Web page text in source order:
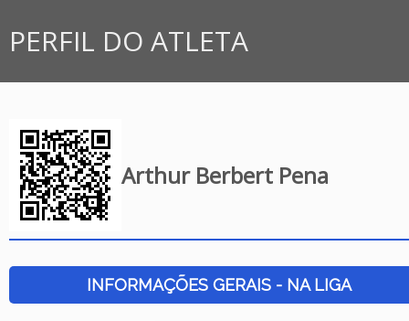
PERFIL DO ATLETA
Arthur Berbert Pena
INFORMAÇÕES GERAIS - NA LIGA